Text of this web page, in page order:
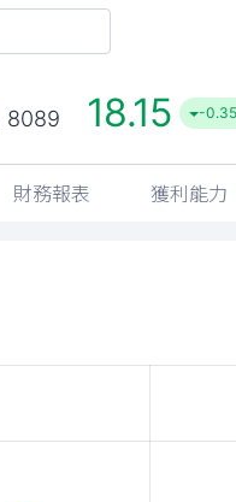
8089 18.15 -
財務報表 獲利能力